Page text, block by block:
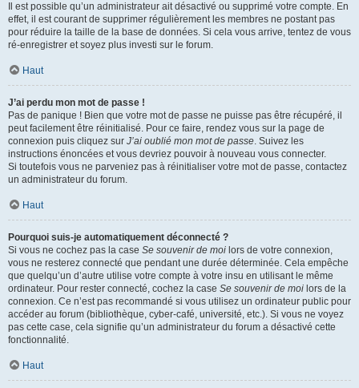
Il est possible qu’un administrateur ait désactivé ou supprimé votre compte. En
effet, il est courant de supprimer régulièrement les membres ne postant pas
pour réduire la taille de la base de données. Si cela vous arrive, tentez de vous
ré-enregistrer et soyez plus investi sur le forum.
Haut
J’ai perdu mon mot de passe !
Pas de panique ! Bien que votre mot de passe ne puisse pas être récupéré, il
peut facilement être réinitialisé. Pour ce faire, rendez vous sur la page de
connexion puis cliquez sur J’ai oublié mon mot de passe. Suivez les
instructions énoncées et vous devriez pouvoir à nouveau vous connecter.
Si toutefois vous ne parveniez pas à réinitialiser votre mot de passe, contactez
un administrateur du forum.
Haut
Pourquoi suis-je automatiquement déconnecté ?
Si vous ne cochez pas la case Se souvenir de moi lors de votre connexion,
vous ne resterez connecté que pendant une durée déterminée. Cela empêche
que quelqu’un d’autre utilise votre compte à votre insu en utilisant le même
ordinateur. Pour rester connecté, cochez la case Se souvenir de moi lors de la
connexion. Ce n’est pas recommandé si vous utilisez un ordinateur public pour
accéder au forum (bibliothèque, cyber-café, université, etc.). Si vous ne voyez
pas cette case, cela signifie qu’un administrateur du forum a désactivé cette
fonctionnalité.
Haut